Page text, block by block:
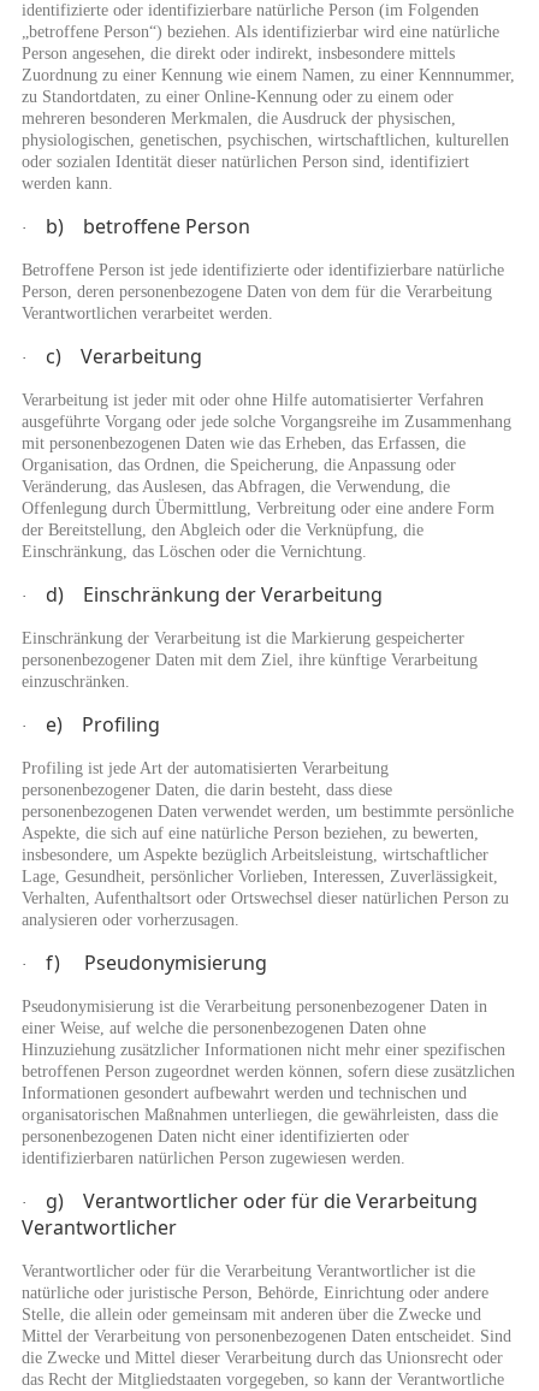
identifizierte oder identifizierbare natürliche Person (im Folgenden
„betroffene Person“) beziehen. Als identifizierbar wird eine natürliche
Person angesehen, die direkt oder indirekt, insbesondere mittels
Zuordnung zu einer Kennung wie einem Namen, zu einer Kennnummer,
zu Standortdaten, zu einer Online-Kennung oder zu einem oder
mehreren besonderen Merkmalen, die Ausdruck der physischen,
physiologischen, genetischen, psychischen, wirtschaftlichen, kulturellen
oder sozialen Identität dieser natürlichen Person sind, identifiziert
werden kann.
· b) betroffene Person
Betroffene Person ist jede identifizierte oder identifizierbare natürliche
Person, deren personenbezogene Daten von dem für die Verarbeitung
Verantwortlichen verarbeitet werden.
· c) Verarbeitung
Verarbeitung ist jeder mit oder ohne Hilfe automatisierter Verfahren
ausgeführte Vorgang oder jede solche Vorgangsreihe im Zusammenhang
mit personenbezogenen Daten wie das Erheben, das Erfassen, die
Organisation, das Ordnen, die Speicherung, die Anpassung oder
Veränderung, das Auslesen, das Abfragen, die Verwendung, die
Offenlegung durch Übermittlung, Verbreitung oder eine andere Form
der Bereitstellung, den Abgleich oder die Verknüpfung, die
Einschränkung, das Löschen oder die Vernichtung.
· d) Einschränkung der Verarbeitung
Einschränkung der Verarbeitung ist die Markierung gespeicherter
personenbezogener Daten mit dem Ziel, ihre künftige Verarbeitung
einzuschränken.
· e) Profiling
Profiling ist jede Art der automatisierten Verarbeitung
personenbezogener Daten, die darin besteht, dass diese
personenbezogenen Daten verwendet werden, um bestimmte persönliche
Aspekte, die sich auf eine natürliche Person beziehen, zu bewerten,
insbesondere, um Aspekte bezüglich Arbeitsleistung, wirtschaftlicher
Lage, Gesundheit, persönlicher Vorlieben, Interessen, Zuverlässigkeit,
Verhalten, Aufenthaltsort oder Ortswechsel dieser natürlichen Person zu
analysieren oder vorherzusagen.
· f) Pseudonymisierung
Pseudonymisierung ist die Verarbeitung personenbezogener Daten in
einer Weise, auf welche die personenbezogenen Daten ohne
Hinzuziehung zusätzlicher Informationen nicht mehr einer spezifischen
betroffenen Person zugeordnet werden können, sofern diese zusätzlichen
Informationen gesondert aufbewahrt werden und technischen und
organisatorischen Maßnahmen unterliegen, die gewährleisten, dass die
personenbezogenen Daten nicht einer identifizierten oder
identifizierbaren natürlichen Person zugewiesen werden.
·
g) Verantwortlicher oder für die Verarbeitung
Verantwortlicher
Verantwortlicher oder für die Verarbeitung Verantwortlicher ist die
natürliche oder juristische Person, Behörde, Einrichtung oder andere
Stelle, die allein oder gemeinsam mit anderen über die Zwecke und
Mittel der Verarbeitung von personenbezogenen Daten entscheidet. Sind
die Zwecke und Mittel dieser Verarbeitung durch das Unionsrecht oder
das Recht der Mitgliedstaaten vorgegeben, so kann der Verantwortliche